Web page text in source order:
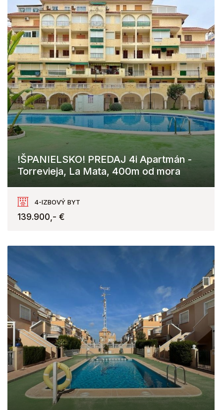
!ŠPANIELSKO! PREDAJ 4i Apartmán -
Torrevieja, La Mata, 400m od mora
La Mata, Torrevieja
4-IZBOVÝ BYT
139.900,- €